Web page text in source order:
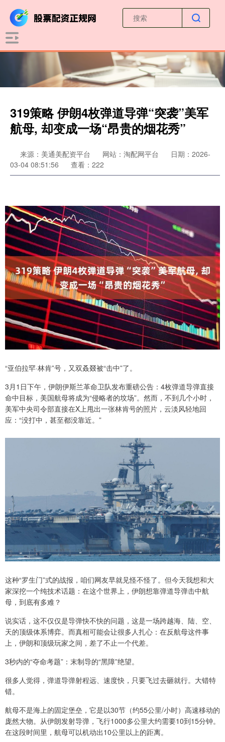
319策略 伊朗4枚弹道导弹“突袭”美军
航母, 却变成一场“昂贵的烟花秀”
来源：美通美配资平台 网站：淘配网平台
日期：2026-
03-04 08:51:56
查看：222
“亚伯拉罕·林肯”号，又双叒叕被“击中”了。
3月1日下午，伊朗伊斯兰革命卫队发布重磅公告：4枚弹道导弹直接
命中目标，美国航母将成为“侵略者的坟场”。然而，不到几个小时，
美军中央司令部直接在X上甩出一张林肯号的照片，云淡风轻地回
应：“没打中，甚至都没靠近。”
这种“罗生门”式的战报，咱们网友早就见怪不怪了。但今天我想和大
家深挖一个纯技术话题：在这个世界上，伊朗想靠弹道导弹击中航
母，到底有多难？
说实话，这不仅仅是导弹快不快的问题，这是一场跨越海、陆、空、
天的顶级体系博弈。而真相可能会让很多人扎心：在反航母这件事
上，伊朗和顶级玩家之间，差了不止一个代差。
3秒内的“夺命考题”：末制导的“黑障”绝望。
很多人觉得，弹道导弹射程远、速度快，只要飞过去砸就行。大错特
错。
航母不是海上的固定堡垒，它是以30节（约55公里/小时）高速移动的
庞然大物。从伊朗发射导弹，飞行1000多公里大约需要10到15分钟。
在这段时间里，航母可以机动出10公里以上的距离。